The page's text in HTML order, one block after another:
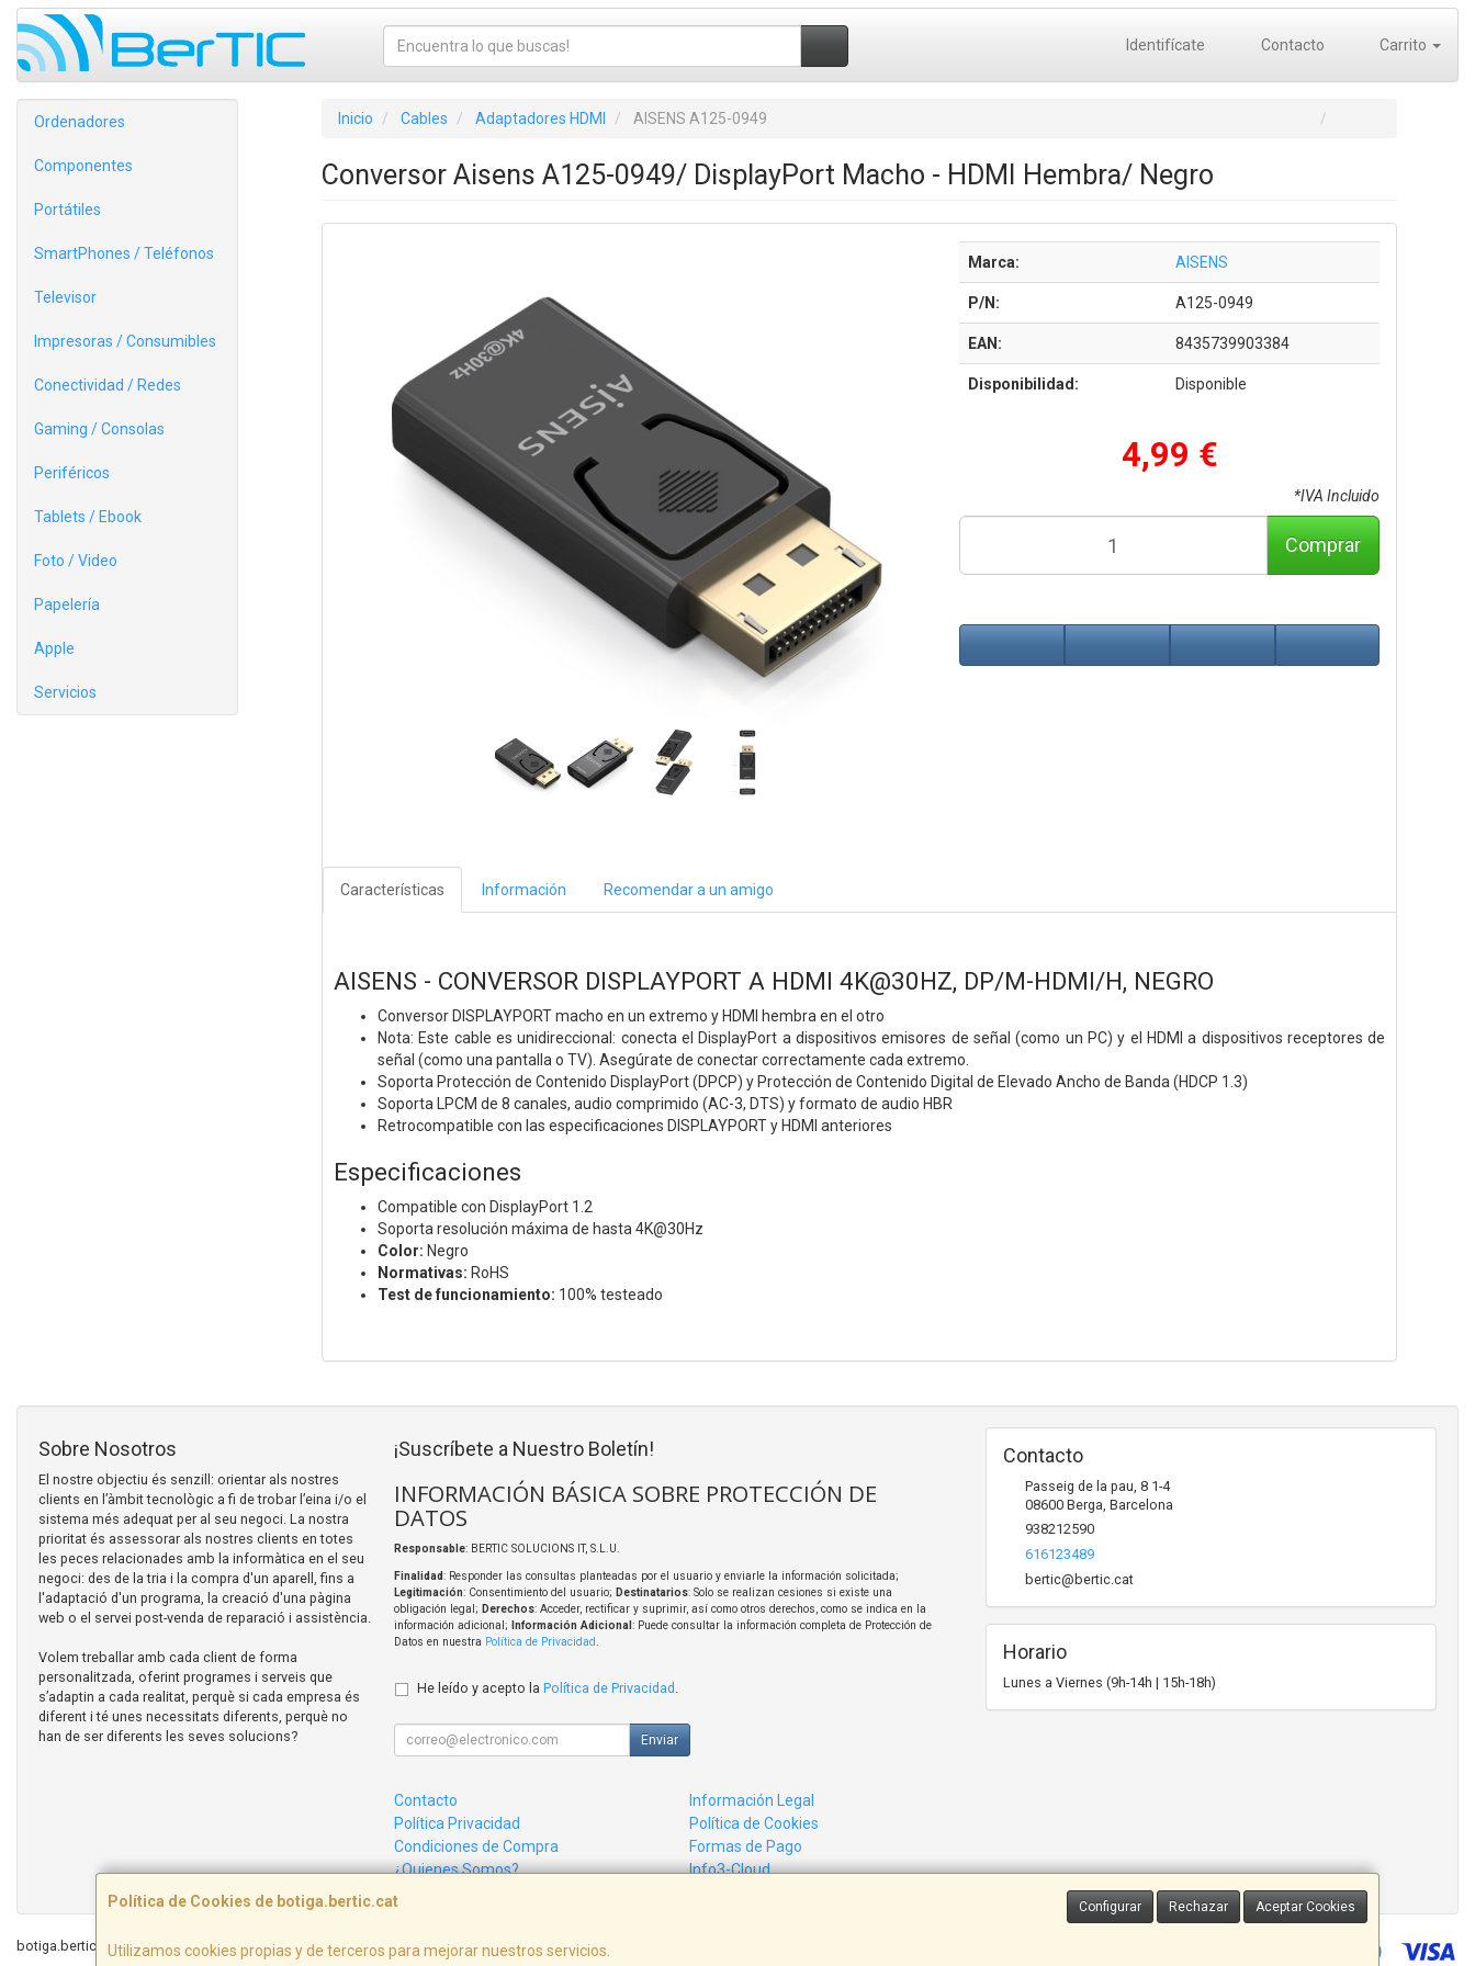
Identifícate Contacto Carrito
Ordenadores
Componentes
Portátiles
SmartPhones / Teléfonos
Televisor
Impresoras / Consumibles
Conectividad / Redes
Gaming / Consolas
Periféricos
Tablets / Ebook
Foto / Video
Papelería
Apple
Servicios
Inicio Cables Adaptadores HDMI AISENS A125-0949
Conversor Aisens A125-0949/ DisplayPort Macho - HDMI Hembra/ Negro
Marca: AISENS
P/N: A125-0949
EAN: 8435739903384
Disponibilidad: Disponible
4,99 €
*IVA Incluido
Comprar
Características Información Recomendar a un amigo
AISENS - CONVERSOR DISPLAYPORT A HDMI 4K@30HZ, DP/M-HDMI/H, NEGRO
Conversor DISPLAYPORT macho en un extremo y HDMI hembra en el otro
Nota: Este cable es unidireccional: conecta el DisplayPort a dispositivos emisores de señal (como un PC) y el HDMI a dispositivos receptores de
señal (como una pantalla o TV). Asegúrate de conectar correctamente cada extremo.
Soporta Protección de Contenido DisplayPort (DPCP) y Protección de Contenido Digital de Elevado Ancho de Banda (HDCP 1.3)
Soporta LPCM de 8 canales, audio comprimido (AC-3, DTS) y formato de audio HBR
Retrocompatible con las especificaciones DISPLAYPORT y HDMI anteriores
Especificaciones
Compatible con DisplayPort 1.2
Soporta resolución máxima de hasta 4K@30Hz
Color: Negro
Normativas: RoHS
Test de funcionamiento: 100% testeado
Política de Cookies de botiga.bertic.cat Configurar Rechazar Aceptar Cookies
Utilizamos cookies propias y de terceros para mejorar nuestros servicios.
Sobre Nosotros
El nostre objectiu és senzill: orientar als nostres
clients en l’àmbit tecnològic a fi de trobar l’eina i/o el
sistema més adequat per al seu negoci. La nostra
prioritat és assessorar als nostres clients en totes
les peces relacionades amb la informàtica en el seu
negoci: des de la tria i la compra d'un aparell, fins a
l'adaptació d'un programa, la creació d'una pàgina
web o el servei post-venda de reparació i assistència.
Volem treballar amb cada client de forma
personalitzada, oferint programes i serveis que
s’adaptin a cada realitat, perquè si cada empresa és
diferent i té unes necessitats diferents, perquè no
han de ser diferents les seves solucions?
¡Suscríbete a Nuestro Boletín!
INFORMACIÓN BÁSICA SOBRE PROTECCIÓN DE
DATOS
Responsable: BERTIC SOLUCIONS IT, S.L.U.
Finalidad: Responder las consultas planteadas por el usuario y enviarle la información solicitada;
Legitimación: Consentimiento del usuario; Destinatarios: Solo se realizan cesiones si existe una
obligación legal; Derechos: Acceder, rectificar y suprimir, así como otros derechos, como se indica en la
información adicional;
Información Adicional : Puede consultar la información completa de Protección de
Datos en nuestra Política de Privacidad.
He leído y acepto la Política de Privacidad .
Enviar
Contacto
Información Legal
Política Privacidad
Política de Cookies
Condiciones de Compra
Formas de Pago
¿Quienes Somos?
Info3-Cloud
Contacto
Passeig de la pau, 8 1-4
08600 Berga, Barcelona
938212590
616123489
bertic@bertic.cat
Horario
Lunes a Viernes (9h-14h | 15h-18h)
botiga.bertic.cat © 2026